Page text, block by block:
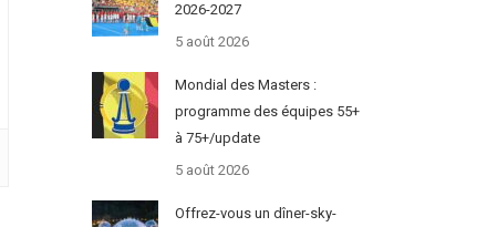
2026-2027
5 août 2026
Mondial des Masters :
programme des équipes 55+
à 75+/update
5 août 2026
Offrez-vous un dîner-sky-